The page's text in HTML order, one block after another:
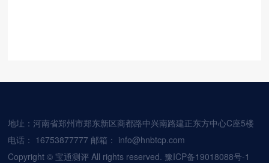
地址：河南省郑州市郑东新区商都路中兴南路建正东方中心C座5楼
电话： 16753877777 邮箱： info@hnbtcp.com
Copyright © 宝通测评 All rights reserved. 豫ICP备19018088号-1